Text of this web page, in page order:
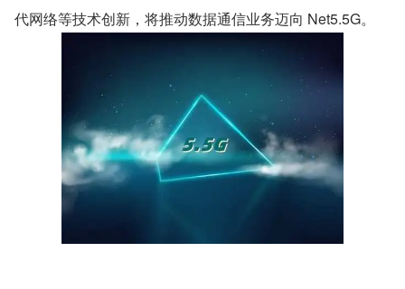
代网络等技术创新，将推动数据通信业务迈向 Net5.5G。